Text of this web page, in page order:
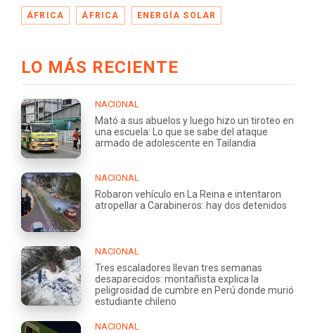
ÁFRICA ÁFRICA ENERGÍA SOLAR
LO MÁS RECIENTE
NACIONAL
Mató a sus abuelos y luego hizo un tiroteo en
una escuela: Lo que se sabe del ataque
armado de adolescente en Tailandia
NACIONAL
Robaron vehículo en La Reina e intentaron
atropellar a Carabineros: hay dos detenidos
NACIONAL
Tres escaladores llevan tres semanas
desaparecidos: montañista explica la
peligrosidad de cumbre en Perú donde murió
estudiante chileno
NACIONAL